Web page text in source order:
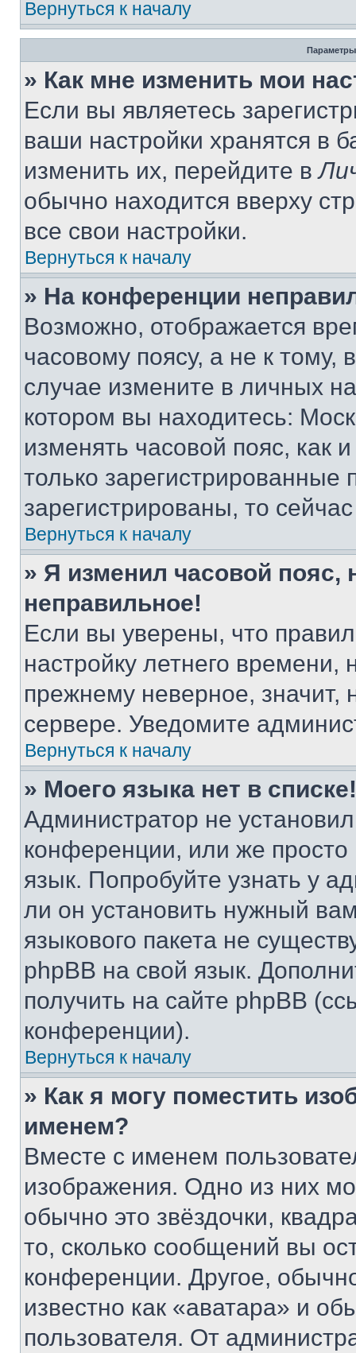
Вернуться к началу
Параметры
» Как мне изменить мои
Если вы являетесь
ваши настройки хранятся в
изменить их, перейдите в
обычно находится вверху
все свои настройки.
Вернуться к началу
» На конференции
Возможно, отображается
часовому поясу, а не к тому,
случае измените в личных
котором вы находитесь:
изменять часовой пояс, как
только
зарегистрированы, то
Вернуться к началу
» Я изменил часовой пояс,
неправильное!
Если вы уверены, что
настройку летнего
прежнему неверное, значит,
сервере. Уведомите
Вернуться к началу
» Моего языка нет в списке!
Администратор не
конференции, или же
язык. Попробуйте узнать у
ли он установить нужный
языкового пакета не
phpBB на свой язык.
получить на сайте phpBB
конференции).
Вернуться к началу
» Как я могу поместить
именем?
Вместе с именем
изображения. Одно из них
обычно это звёздочки,
то, сколько сообщений вы
конференции. Другое,
известно как «аватара» и
пользователя. От